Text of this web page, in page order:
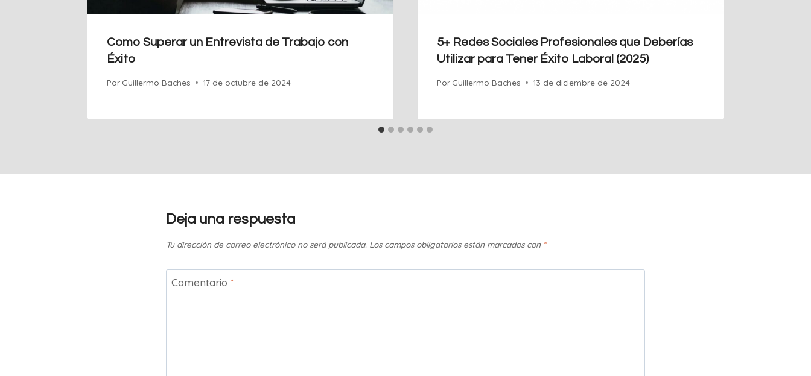
Como Superar un Entrevista de Trabajo con
Éxito
Por Guillermo Baches 17 de octubre de 2024
5+ Redes Sociales Profesionales que Deberías
Utilizar para Tener Éxito Laboral (2025)
Por Guillermo Baches 13 de diciembre de 2024
Deja una respuesta
Tu dirección de correo electrónico no será publicada. Los campos obligatorios están marcados con *
Comentario *